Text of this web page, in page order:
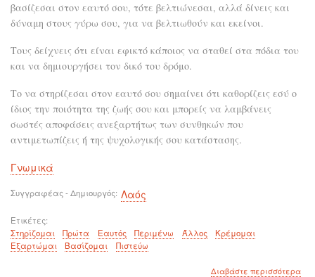
βασίζεσαι στον εαυτό σου, τότε βελτιώνεσαι, αλλά δίνεις και
δύναμη στους γύρω σου, για να βελτιωθούν και εκείνοι.
Τους δείχνεις ότι είναι εφικτό κάποιος να σταθεί στα πόδια του
και να δημιουργήσει τον δικό του δρόμο.
Το να στηρίζεσαι στον εαυτό σου σημαίνει ότι καθορίζεις εσύ ο
ίδιος την ποιότητα της ζωής σου και μπορείς να λαμβάνεις
σωστές αποφάσεις ανεξαρτήτως των συνθηκών που
αντιμετωπίζεις ή της ψυχολογικής σου κατάστασης.
Γνωμικά
Συγγραφέας - Δημιουργός Λαός
Ετικέτες
Στηρίζομαι
Πρώτα Εαυτός Περιμένω Άλλος
Κρέμομαι
Εξαρτώμαι
Βασίζομαι Πιστεύω
Διαβάστε περισσότεραγια